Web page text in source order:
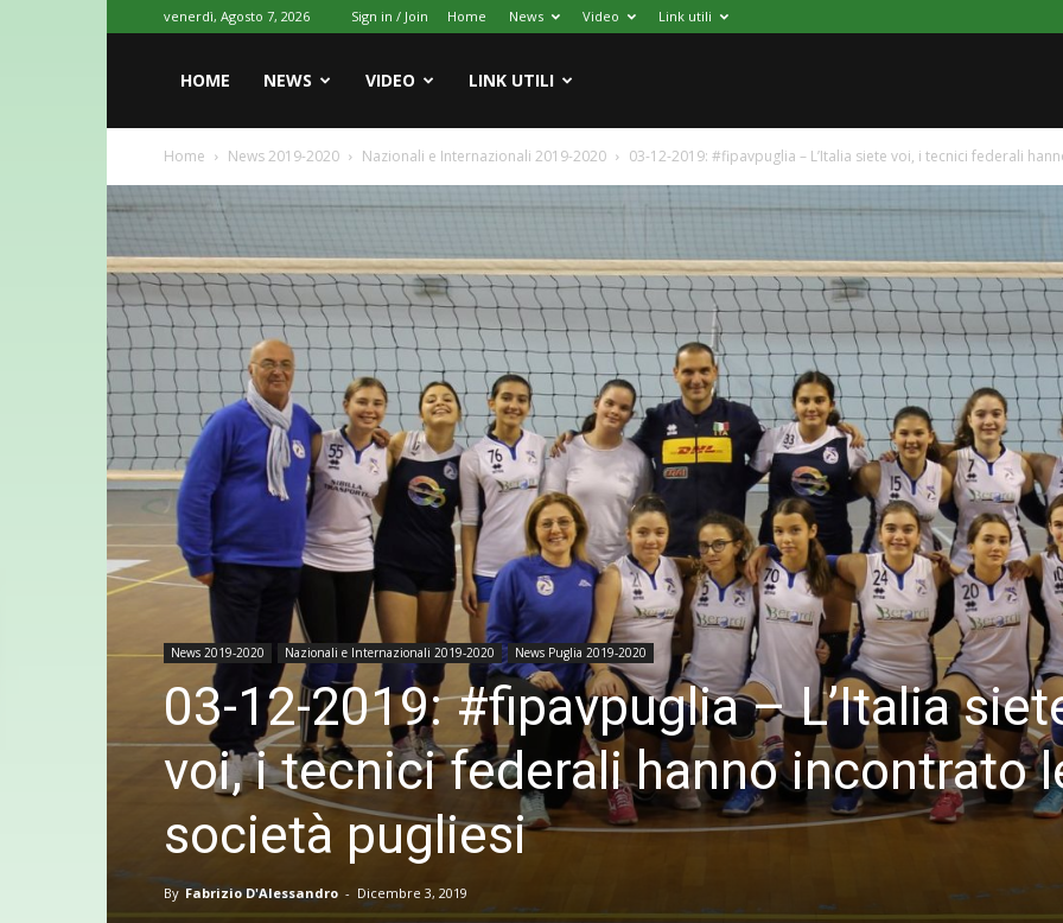
venerdì, Agosto 7, 2026 Sign in / Join Home News Video Link utili
HOME NEWS VIDEO LINK UTILI
Home News 2019-2020 Nazionali e Internazionali 2019-2020 03-12-2019: #fipavpuglia – L’Italia siete voi, i tecnici federali
News 2019-2020 Nazionali e Internazionali 2019-2020 News Puglia 2019-2020
03-12-2019: #fipavpuglia – L’Italia
voi, i tecnici federali hanno incontrato
società pugliesi
By Fabrizio D'Alessandro - Dicembre 3, 2019